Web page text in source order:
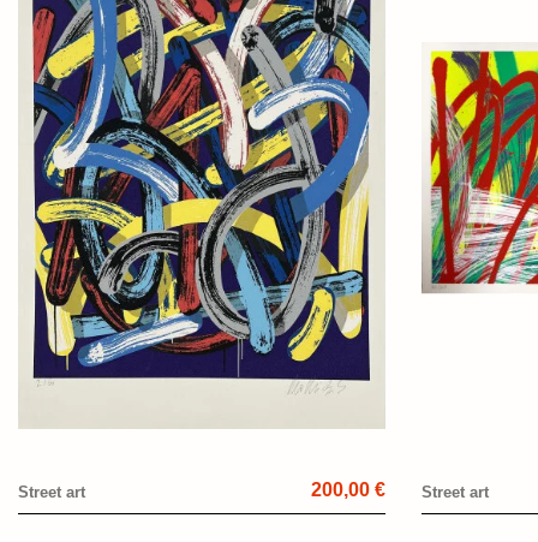
Street art 200,00 € Street art